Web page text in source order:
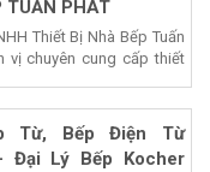
TUẤN PHÁT
Thiết Bị Nhà Bếp Tuấn
vị chuyên cung cấp thiết
Từ, Bếp Điện Từ
Đại Lý Bếp Kocher